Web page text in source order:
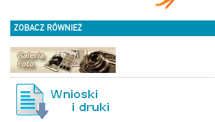
ZOBACZ RÓWNIEŻ